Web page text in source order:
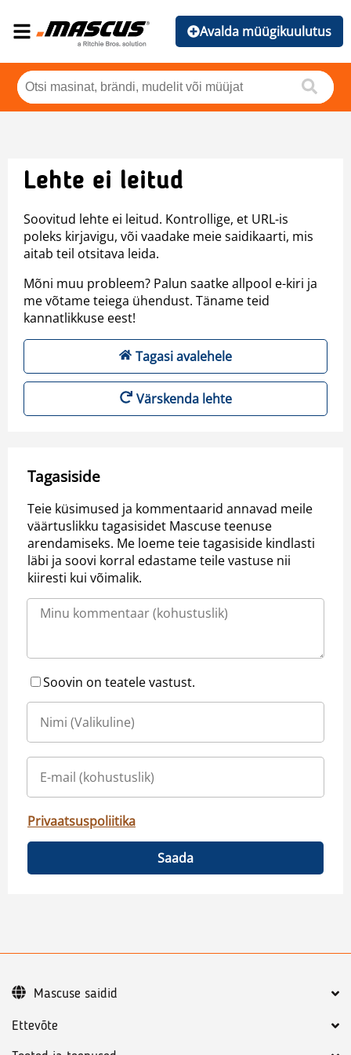
Avalda müügikuulutus
Lehte ei leitud
Soovitud lehte ei leitud. Kontrollige, et URL-is
poleks kirjavigu, või vaadake meie saidikaarti, mis
aitab teil otsitava leida.
Mõni muu probleem? Palun saatke allpool e-kiri ja
me võtame teiega ühendust. Täname teid
kannatlikkuse eest!
Tagasi avalehele
Värskenda lehte
Tagasiside
Teie küsimused ja kommentaarid annavad meile
väärtuslikku tagasisidet Mascuse teenuse
arendamiseks. Me loeme teie tagasiside kindlasti
läbi ja soovi korral edastame teile vastuse nii
kiiresti kui võimalik.
Soovin on teatele vastust.
Privaatsuspoliitika
Saada
Ettevõte
Mascuse saidid